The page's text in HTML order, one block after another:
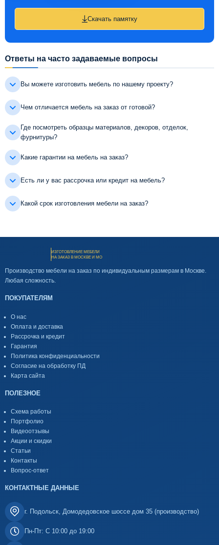
Скачать памятку
Ответы на часто задаваемые вопросы
Вы можете изготовить мебель по нашему проекту?
Чем отличается мебель на заказ от готовой?
Где посмотреть образцы материалов, декоров, отделок,
фурнитуры?
Какие гарантии на мебель на заказ?
Есть ли у вас рассрочка или кредит на мебель?
Какой срок изготовления мебели на заказ?
ИЗГОТОВЛЕНИЕ МЕБЕЛИ
НА ЗАКАЗ В МОСКВЕ И МО
Производство мебели на заказ по индивидуальным размерам в Москве.
Любая сложность.
ПОКУПАТЕЛЯМ
О нас
Оплата и доставка
Рассрочка и кредит
Гарантия
Политика конфиденциальности
Согласие на обработку ПД
Карта сайта
ПОЛЕЗНОЕ
Схема работы
Портфолио
Видеоотзывы
Акции и скидки
Статьи
Контакты
Вопрос-ответ
КОНТАКТНЫЕ ДАННЫЕ
г. Подольск, Домодедовское шоссе дом 35 (производство)
Пн-Пт: С 10:00 до 19:00